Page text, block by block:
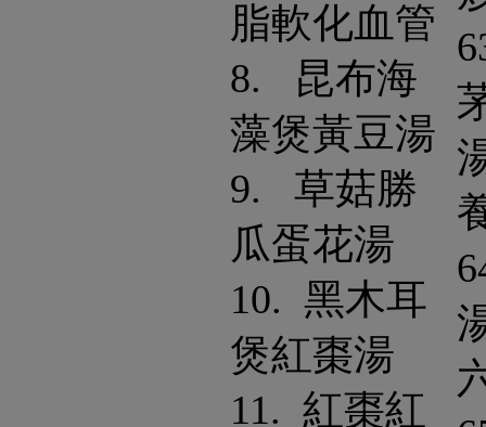
脂軟化血管
8. 昆布海
藻煲黃豆湯
9. 草菇勝
瓜蛋花湯
10. 黑木耳
煲紅棗湯
11. 紅棗紅